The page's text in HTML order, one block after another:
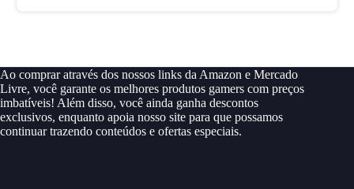
Ao comprar através dos nossos links da Amazon e Mercado
Livre, você garante os melhores produtos gamers com preços
imbatíveis! Além disso, você ainda ganha descontos
exclusivos, enquanto apoia nosso site para que possamos
continuar trazendo conteúdos e ofertas especiais.